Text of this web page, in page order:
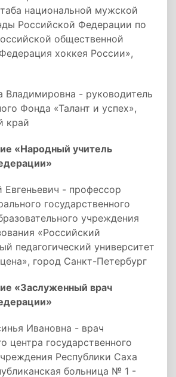
национальной мужской
Российской Федерации по
общественной
хоккея России»,
Владимировна - руководитель
Фонда «Талант и успех»,
край
«Народный учитель
Евгеньевич - профессор
государственного
учреждения
«Российский
педагогический университет
город Санкт-Петербург
«Заслуженный врач
Ивановна - врач
центра государственного
Республики Саха
больница № 1 -